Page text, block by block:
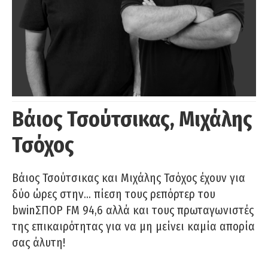
Βάιος Τσούτσικας, Μιχάλης
Τσόχος
Βάιος Τσούτσικας και Μιχάλης Τσόχος έχουν για
δύο ώρες στην… πίεση τους ρεπόρτερ του
bwinΣΠΟΡ FM 94,6 αλλά και τους πρωταγωνιστές
της επικαιρότητας για να μη μείνει καμία απορία
σας άλυτη!